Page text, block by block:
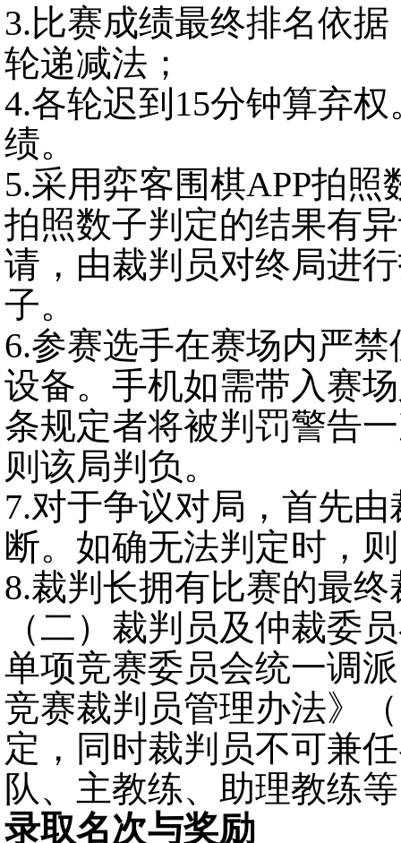
3.比赛成绩最终排名依
轮递减法；
4.各轮迟到15分钟算弃
绩。
5.采用弈客围棋APP拍
拍照数子判定的结果有
请，由裁判员对终局进
子。
6.参赛选手在赛场内严
设备。手机如需带入赛
条规定者将被判罚警告
则该局判负。
7.对于争议对局，首先
断。如确无法判定时，
8.裁判长拥有比赛的最
（二）裁判员及仲裁委
单项竞赛委员会统一调
竞赛裁判员管理办法》
定，同时裁判员不可兼
队、主教练、助理教练
录取名次与奖励